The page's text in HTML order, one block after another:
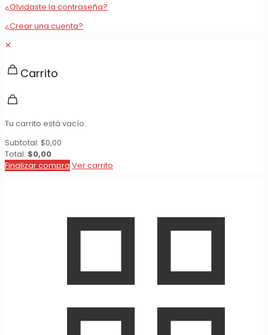
¿Olvidaste la contraseña?
¿Crear una cuenta?
✕
Carrito
Tu carrito está vacío.
Subtotal: $0,00
Total: $0,00
Finalizar compra Ver carrito